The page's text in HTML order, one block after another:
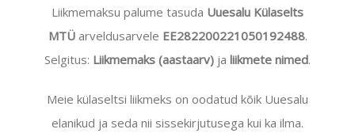
Liikmemaksu palume tasuda Uuesalu Külaselts
MTÜarveldusarvele EE282200221050192488.
Selgitus: Liikmemaks (aastaarv) ja liikmete nimed.
Meie külaseltsi liikmeks on oodatud kõik Uuesalu
elanikud ja seda nii sissekirjutusega kui ka ilma.